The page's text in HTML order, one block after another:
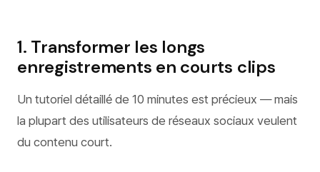
1. Transformer les longs
enregistrements en courts clips
Un tutoriel détaillé de 10 minutes est précieux — mais
la plupart des utilisateurs de réseaux sociaux veulent
du contenu court.